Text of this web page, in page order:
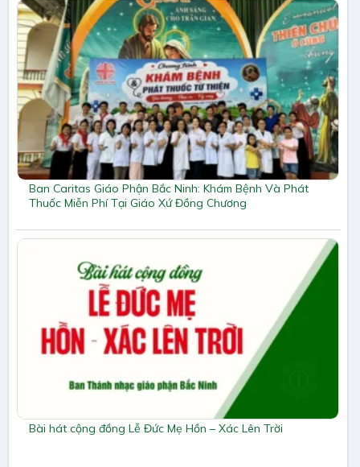
Ban Caritas Giáo Phận Bắc Ninh: Khám Bệnh Và Phát
Thuốc Miễn Phí Tại Giáo Xứ Đồng Chương
Bài hát cộng đồng Lễ Đức Mẹ Hồn – Xác Lên Trời